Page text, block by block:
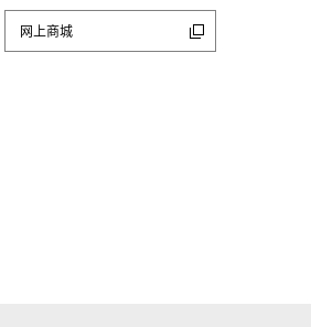
网上商城